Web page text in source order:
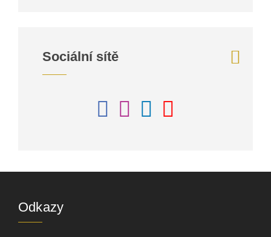
Sociální sítě
Odkazy